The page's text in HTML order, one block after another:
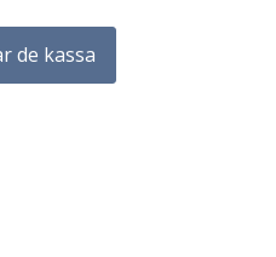
de kassa